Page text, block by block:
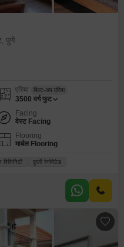
पुणे
एरिया बिल्ट-अप एरिया
3500 वर्ग फुट
Facing
वेस्ट Facing
Flooring
मार्बल Flooring
फ़ुली रेनोवेटेड